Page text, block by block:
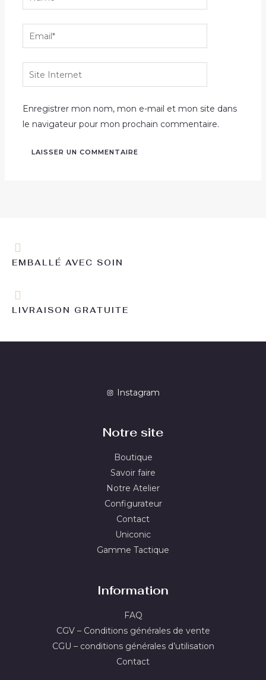
Email*
Site
Internet
Enregistrer mon nom, mon e-mail et mon site dans
le navigateur pour mon prochain commentaire.
EMBALLÉ AVEC SOIN
LIVRAISON GRATUITE
Instagram
Notre site
Boutique
Savoir faire
Notre Atelier
Configurateur
Contact
Uniconic
Gamme Tactique
Information
FAQ
CGV – Conditions générales de vente
CGU – conditions générales d’utilisation
Contact